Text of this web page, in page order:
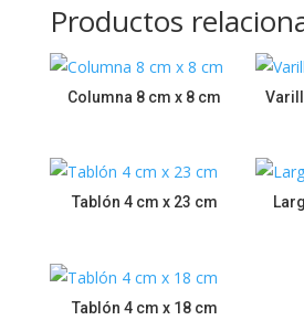
Productos
Columna 8 cm x 8 cm
Tablón 4 cm x 23 cm
Tablón 4 cm x 18 cm